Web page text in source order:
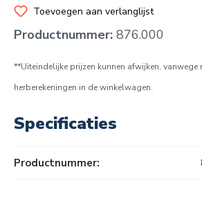
Toevoegen aan verlanglijst
Productnummer: 876.000
**Uiteindelijke prijzen kunnen afwijken, vanwege
herberekeningen in de winkelwagen.
Specificaties
Productnummer: